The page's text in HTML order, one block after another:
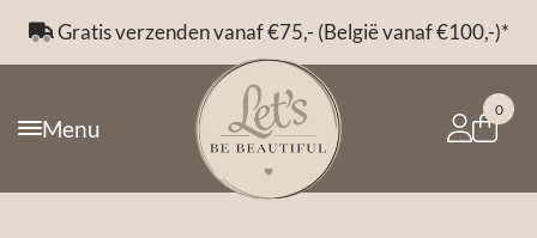
Gratis verzenden vanaf €75,- (België vanaf €100,-)*
Menu
0